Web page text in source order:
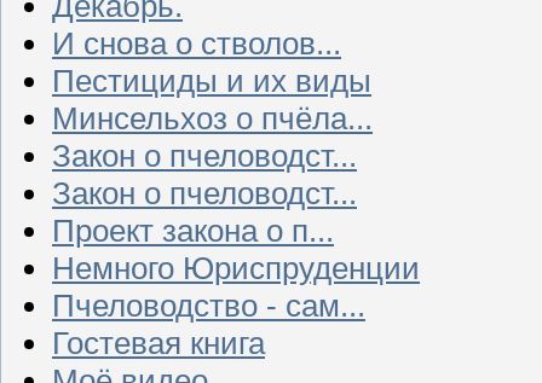
И снова о стволов...
Пестициды и их виды
Минсельхоз о пчёла...
Закон о пчеловодст...
Закон о пчеловодст...
Проект закона о п...
Немного Юриспруденции
Пчеловодство - сам...
Гостевая книга